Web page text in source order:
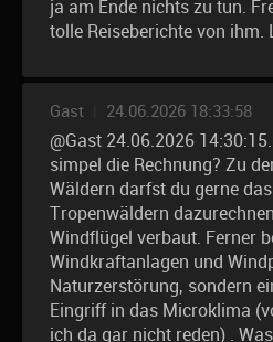
ja am Ende nichts zu tun.
tolle Reiseberichte von ihm.
Gast 24.06.2026 18:33:58
@Gast 24.06.2026
simpel die Rechnung? Zu
Wäldern darfst du gerne
Tropenwäldern
Windflügel verbaut. Ferner
Windkraftanlagen und
Naturzerstörung, sondern
Eingriff in das Microklima
ich da gar nicht reden) .